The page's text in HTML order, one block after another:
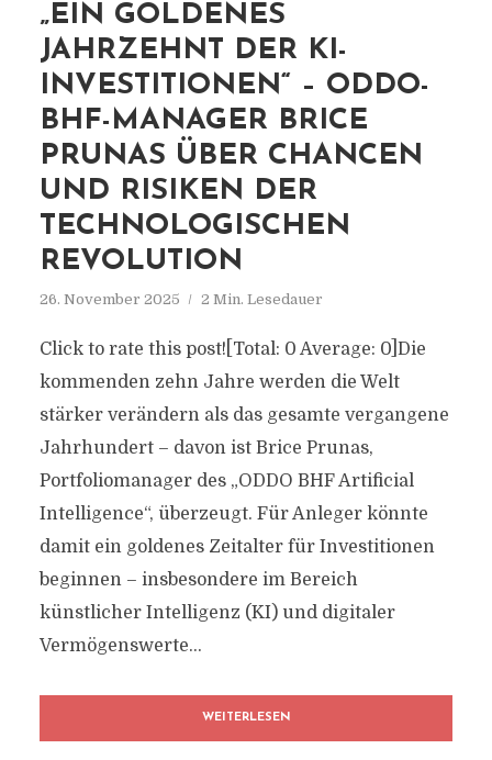
„EIN GOLDENES
JAHRZEHNT DER KI-
INVESTITIONEN“ – ODDO-
BHF-MANAGER BRICE
PRUNAS ÜBER CHANCEN
UND RISIKEN DER
TECHNOLOGISCHEN
REVOLUTION
26. November 2025 2 Min. Lesedauer
Click to rate this post![Total: 0 Average: 0]Die
kommenden zehn Jahre werden die Welt
stärker verändern als das gesamte vergangene
Jahrhundert – davon ist Brice Prunas,
Portfoliomanager des „ODDO BHF Artificial
Intelligence“, überzeugt. Für Anleger könnte
damit ein goldenes Zeitalter für Investitionen
beginnen – insbesondere im Bereich
künstlicher Intelligenz (KI) und digitaler
Vermögenswerte...
WEITERLESEN